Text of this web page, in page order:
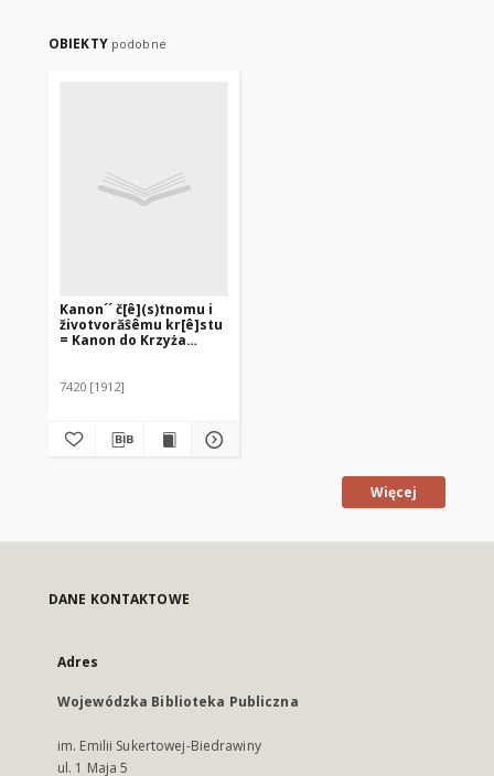
OBIEKTY podobne
Kanon´´ č[ê](s)tnomu i
životvorăŝêmu kr[ê]stu
= Kanon do Krzyża
7420 [1912]
Więcej
DANE KONTAKTOWE
Adres
Wojewódzka Biblioteka Publiczna
im. Emilii Sukertowej-Biedrawiny
ul. 1 Maja 5